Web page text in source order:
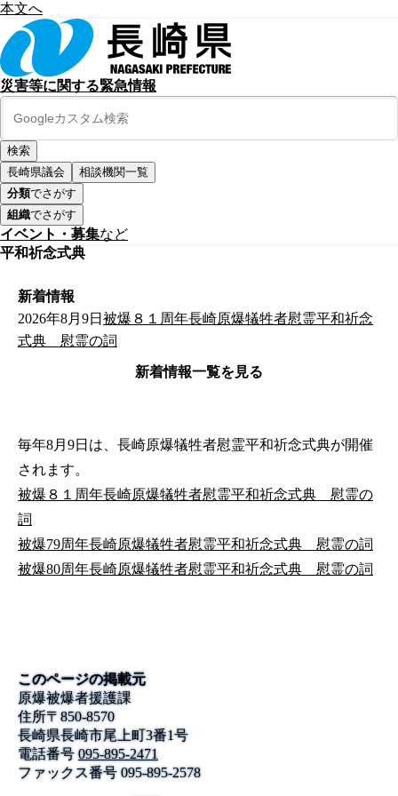
本文へ
災害等に関する緊急情報
長崎県議会
相談機関一覧
分類でさがす
組織でさがす
イベント・募集など
平和祈念式典
新着情報
2026年8月9日 被爆８１周年長崎原爆犠牲者慰霊平和祈念
式典 慰霊の詞
新着情報一覧を見る
毎年8月9日は、長崎原爆犠牲者慰霊平和祈念式典が開催
されます。
被爆８１周年長崎原爆犠牲者慰霊平和祈念式典 慰霊の
詞
被爆79周年長崎原爆犠牲者慰霊平和祈念式典 慰霊の詞
被爆80周年長崎原爆犠牲者慰霊平和祈念式典 慰霊の詞
このページの掲載元
原爆被爆者援護課
住所〒850-8570
長崎県長崎市尾上町3番1号
電話番号 095-895-2471
ファックス番号095-895-2578